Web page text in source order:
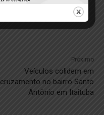
Próximo
Veículos colidem em
cruzamento no bairro Santo
Antônio em Itaituba